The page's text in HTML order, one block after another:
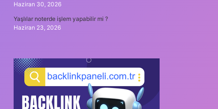
Haziran 30, 2026
Yaşlılar noterde işlem yapabilir mi ?
Haziran 23, 2026